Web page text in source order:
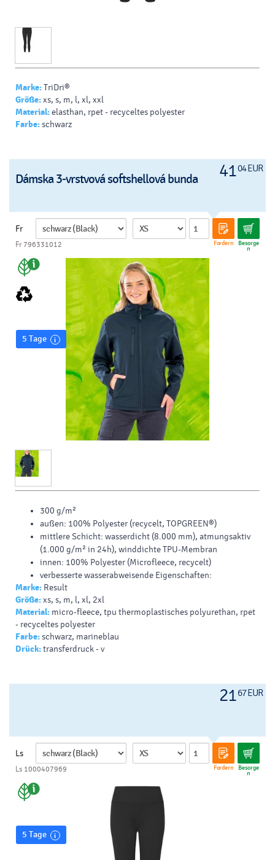
Marke:TriDri®
Größe:xs, s, m, l, xl, xxl
Material:elasthan, rpet - recyceltes polyester
Farbe:schwarz
4104 EUR
Dámska 3-vrstvová softshellová bunda
Fr
Fordern Besorge
n
Fr 796331012
5 Tage
300 g/m²
außen: 100% Polyester (recycelt, TOPGREEN®)
mittlere Schicht: wasserdicht (8.000 mm), atmungsaktiv
(1.000 g/m² in 24h), winddichte TPU-Membran
innen: 100% Polyester (Microfleece, recycelt)
verbesserte wasserabweisende Eigenschaften:
Regenwasser perlt vom Kleidungsstück ab
recyceltes Polyester aus ca. 18 Flaschen (TOPGREEN®)
stand
langer Reißverschluss mit Kinnschutz und abnehmbarem
Zugband
reflektierender Schulterbesatz
Marke: Result
Größe:xs, s, m, l, xl, 2xl
Material: micro-fleece, tpu thermoplastisches polyurethan, rpet
- recyceltes polyester
Farbe:schwarz, marineblau
Drück:transferdruck - v
2167 EUR
Ls
Fordern Besorge
n
Ls 1000407969
5 Tage